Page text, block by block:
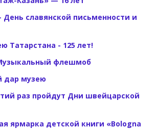
славянской письменности и
Татарстана - 125 лет!
флешмоб
дар музею
раз пройдут Дни швейцарской
ярмарка детской книги «Bologna